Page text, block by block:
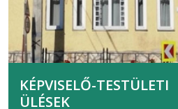
KÉPVISELŐ-TESTÜLETI
ÜLÉSEK